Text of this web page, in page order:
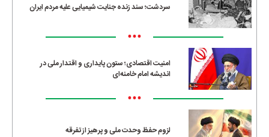
سردشت؛ سند زنده جنایت شیمیایی علیه مردم ایران
•••
امنیت اقتصادی؛ ستون پایداری و اقتدار ملی در
اندیشه امام خامنه‌ای
•••
لزوم حفظ وحدت ملی و پرهیز از تفرقه